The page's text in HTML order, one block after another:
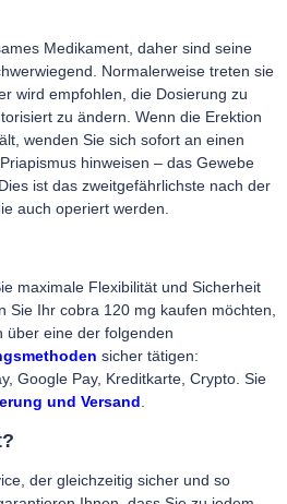
Medikament, daher sind seine
Normalerweise treten sie
wird empfohlen, die Dosierung zu
zu ändern. Wenn die Erektion
wenden Sie sich sofort an einen
hinweisen – das Gewebe
ist das zweitgefährlichste nach der
auch operiert werden.
maximale Flexibilität und Sicherheit
Sie Ihr cobra 120 mg kaufen möchten,
über eine der folgenden
sicher tätigen:
Google Pay, Kreditkarte, Crypto. Sie
und Versand
der gleichzeitig sicher und so